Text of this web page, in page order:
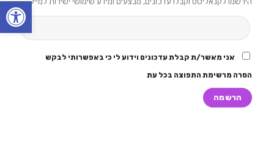
פתח
אני מאשר/ת קבלת עדכונים וידוע לי כי באפשרותי לבקש
הסרה מרשימת התפוצה בכל עת